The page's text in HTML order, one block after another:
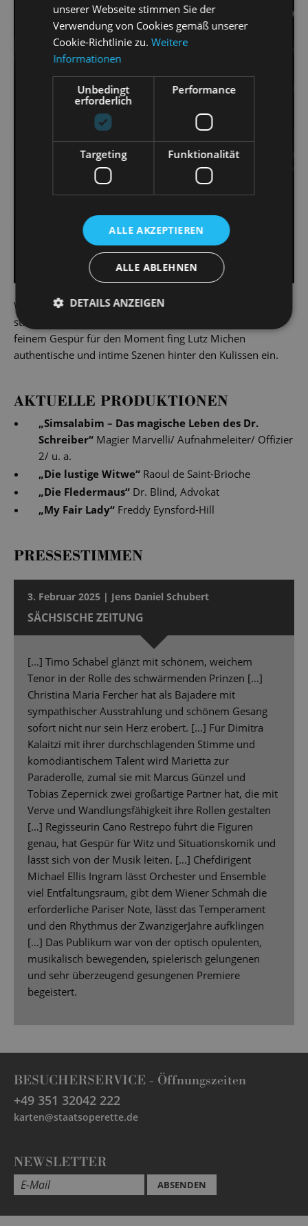
Während unserer Vorstellungen entstanden
stimmungsvolle Fotografien unserer Solist*innen. Mit
feinem Gespür für den Moment fing Lutz Michen
authentische und intime Szenen hinter den Kulissen ein.
AKTUELLE PRODUKTIONEN
„Simsalabim – Das magische Leben des Dr.
Schreiber“ Magier Marvelli/ Aufnahmeleiter/ Offizier
2/ u. a.
„Die lustige Witwe“ Raoul de Saint-Brioche
„Die Fledermaus“ Dr. Blind, Advokat
„My Fair Lady“ Freddy Eynsford-Hill
PRESSESTIMMEN
3. Februar 2025 | Jens Daniel Schubert
SÄCHSISCHE ZEITUNG
[...] Timo Schabel glänzt mit schönem, weichem
Tenor in der Rolle des schwärmenden Prinzen […]
Christina Maria Fercher hat als Bajadere mit
sympathischer Ausstrahlung und schönem Gesang
sofort nicht nur sein Herz erobert. […] Für Dimitra
Kalaitzi mit ihrer durchschlagenden Stimme und
komödiantischem Talent wird Marietta zur
Paraderolle, zumal sie mit Marcus Günzel und
Tobias Zepernick zwei großartige Partner hat, die mit
Verve und Wandlungsfähigkeit ihre Rollen gestalten
[…] Regisseurin Cano Restrepo führt die Figuren
genau, hat Gespür für Witz und Situationskomik und
lässt sich von der Musik leiten. […] Chefdirigent
Michael Ellis Ingram lässt Orchester und Ensemble
viel Entfaltungsraum, gibt dem Wiener Schmäh die
erforderliche Pariser Note, lässt das Temperament
und den Rhythmus der ZwanzigerJahre aufklingen
[…] Das Publikum war von der optisch opulenten,
musikalisch bewegenden, spielerisch gelungenen
und sehr überzeugend gesungenen Premiere
begeistert.
BESUCHERSERVICE - Öffnungszeiten
+49 351 32042 222
karten@staatsoperette.de
NEWSLETTER
ABSENDEN
unserer Webseite stimmen Sie der
Verwendung von Cookies gemäß unserer
Cookie-Richtlinie zu.Weitere
Informationen
Unbedingt
erforderlich
Performance
Targeting Funktionalität
ALLE AKZEPTIEREN
ALLE ABLEHNEN
DETAILS ANZEIGEN